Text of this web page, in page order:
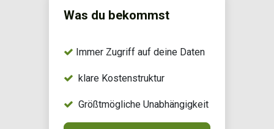
Was du bekommst
Immer Zugriff auf deine Daten
klare Kostenstruktur
Größtmögliche Unabhängigkeit